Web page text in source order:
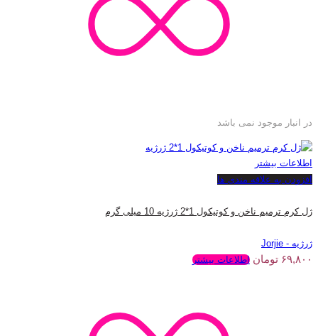
در انبار موجود نمی باشد
اطلاعات بیشتر
افزودن به علاقه مندی ها
ژل کرم ترمیم ناخن و کوتیکول 1*2 ژرژیه 10 میلی گرم
ژرژیه - Jorjie
۶۹,۸۰۰ تومان اطلاعات بیشتر